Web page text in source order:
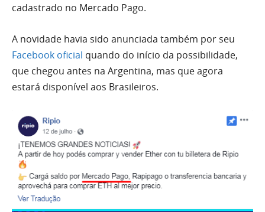
cadastrado no Mercado Pago.
A novidade havia sido anunciada também por seu
Facebook oficial quando do início da possibilidade,
que chegou antes na Argentina, mas que agora
estará disponível aos Brasileiros.